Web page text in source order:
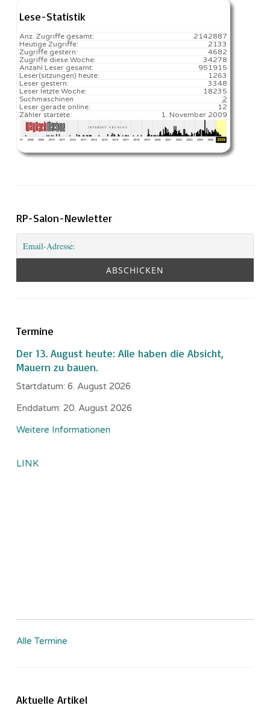
Lese-Statistik
2142887
Anz. Zugriffe gesamt:
2133
Heutige Zugriffe:
4682
Zugriffe gestern:
34278
Zugriffe diese Woche:
951915
Anzahl Leser gesamt:
1263️
Leser(sitzungen) heute:
3348
Leser gestern:
18235️
Leser letzte Woche:
2
Suchmaschinen
12
Leser gerade online:
1. November 2009
Zähler startete:
RP-Salon-Newletter
Termine
Der 13. August heute: Alle haben die Absicht,
Mauern zu bauen.
Startdatum: 6. August 2026
Enddatum: 20. August 2026
Weitere Informationen
LINK
Alle Termine
Aktuelle Artikel